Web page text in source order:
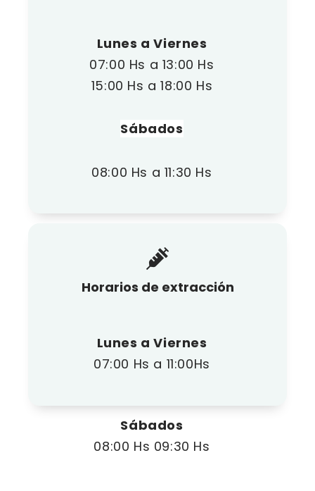
Lunes a Viernes
07:00 Hs a 13:00 Hs
15:00 Hs a 18:00 Hs
Sábados
08:00 Hs a 11:30 Hs
Horarios de extracción
Lunes a Viernes
07:00 Hs a 11:00Hs
Sábados
08:00 Hs 09:30 Hs